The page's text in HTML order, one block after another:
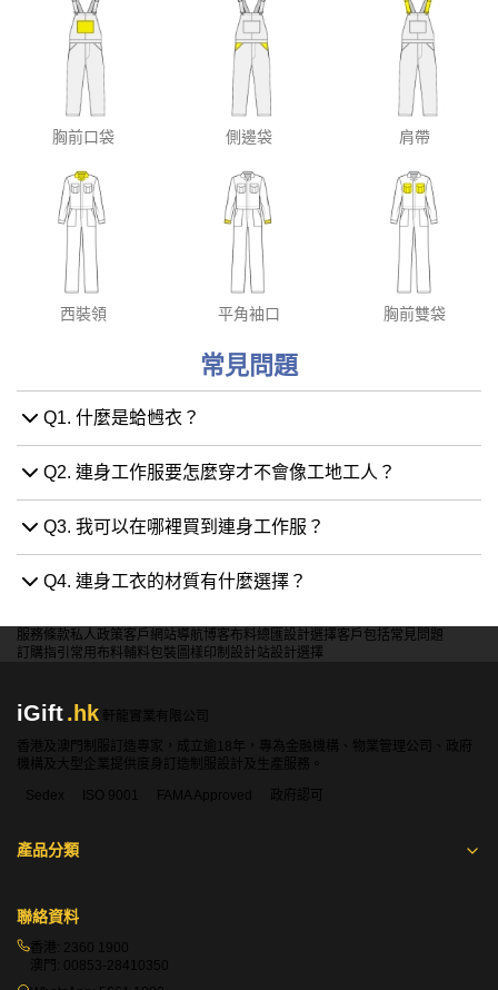
胸前口袋 側邊袋 肩帶
西裝領 平角袖口 胸前雙袋
常見問題
Q1. 什麼是蛤乸衣？
Q2. 連身工作服要怎麼穿才不會像工地工人？
Q3. 我可以在哪裡買到連身工作服？
Q4. 連身工衣的材質有什麼選擇？
服務條款私人政策客戶 網站導航博客布料總匯設計選擇客戶包括常見問題
訂購指引 常用布料輔料包裝 圖樣印制 設計站設計選擇
iGift.hk
軒龍實業有限公司
香港及澳門制服訂造專家，成立逾18年，專為金融機構、物業管理公司、政府
機構及大型企業提供度身訂造制服設計及生產服務。
Sedex
ISO 9001 FAMA Approved 政府認可
產品分類
聯絡資料
香港: 2360 1900
澳門: 00853-28410350